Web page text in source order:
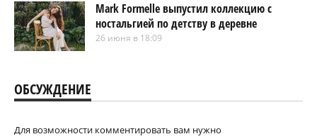
Mark Formelle выпустил коллекцию с
ностальгией по детству в деревне
26 июня в 18:09
ОБСУЖДЕНИЕ
Для возможности комментировать вам нужно